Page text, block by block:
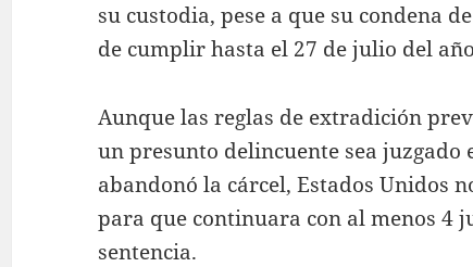
su custodia, pese a que su condena
de cumplir hasta el 27 de julio del
Aunque las reglas de extradición
un presunto delincuente sea juzgado
abandonó la cárcel, Estados Unidos
para que continuara con al menos 4
sentencia.